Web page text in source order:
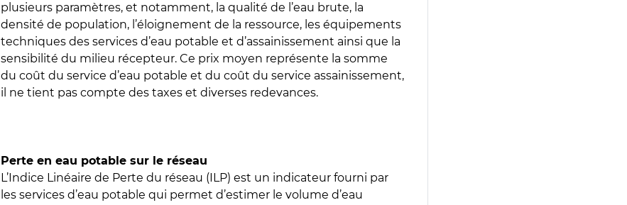
plusieurs paramètres, et notamment, la qualité de l’eau brute, la
densité de population, l’éloignement de la ressource, les équipements
techniques des services d’eau potable et d’assainissement ainsi que la
sensibilité du milieu récepteur. Ce prix moyen représente la somme
du coût du service d’eau potable et du coût du service assainissement,
il ne tient pas compte des taxes et diverses redevances.
Perte en eau potable sur le réseau
L’Indice Linéaire de Perte du réseau (ILP) est un indicateur fourni par
les services d’eau potable qui permet d’estimer le volume d’eau